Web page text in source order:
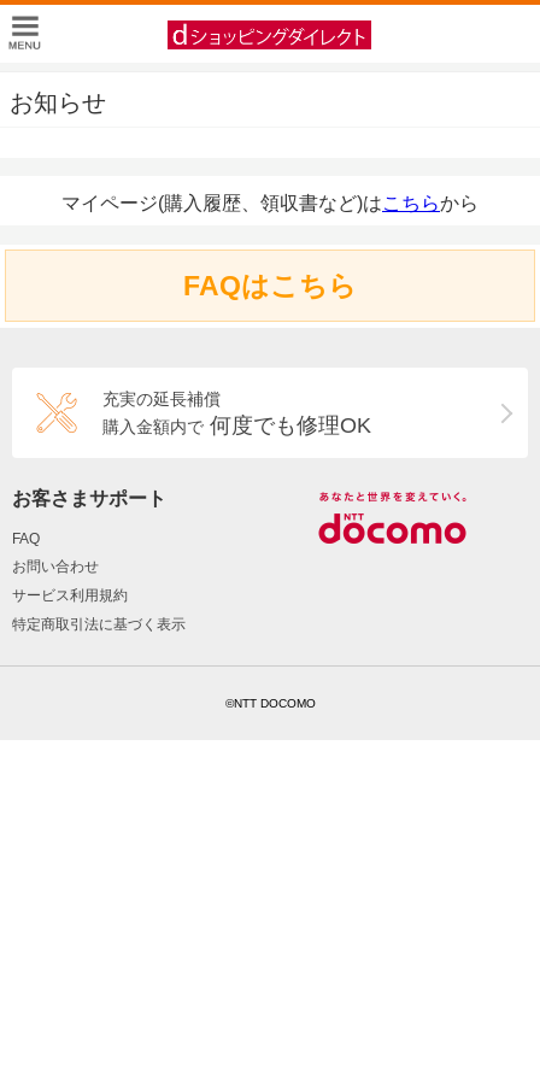
お知らせ
マイページ(購入履歴、領収書など)はこちらから
FAQはこちら
充実の延長補償
購入金額内で 何度でも修理OK
お客さまサポート
FAQ
お問い合わせ
サービス利用規約
特定商取引法に基づく表示
©NTT DOCOMO